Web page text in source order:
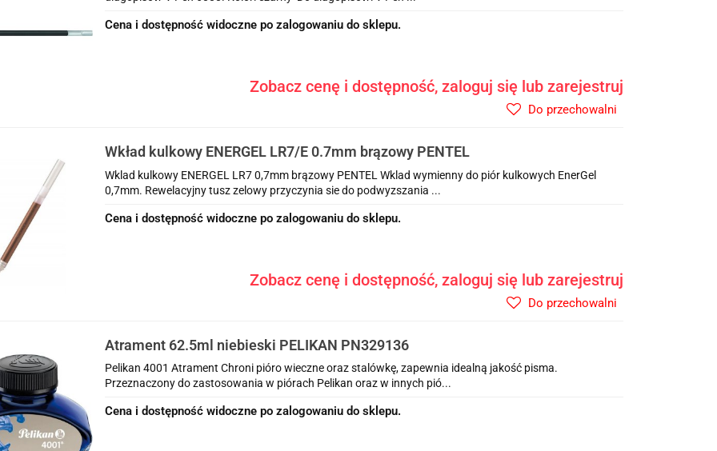
Cena i dostępność widoczne po zalogowaniu do sklepu.
Zobacz cenę i dostępność, zaloguj się lub zarejestruj
Do przechowalni
Wkład kulkowy ENERGEL LR7/E 0.7mm brązowy PENTEL
Wklad kulkowy ENERGEL LR7 0,7mm brązowy PENTEL Wklad wymienny do piór kulkowych EnerGel
0,7mm. Rewelacyjny tusz zelowy przyczynia sie do podwyzszania ...
Cena i dostępność widoczne po zalogowaniu do sklepu.
Zobacz cenę i dostępność, zaloguj się lub zarejestruj
Do przechowalni
Atrament 62.5ml niebieski PELIKAN PN329136
Pelikan 4001 Atrament Chroni pióro wieczne oraz stalówkę, zapewnia idealną jakość pisma.
Przeznaczony do zastosowania w piórach Pelikan oraz w innych pió...
Cena i dostępność widoczne po zalogowaniu do sklepu.